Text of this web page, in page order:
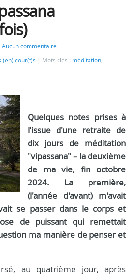
Aucun commentaire
(en) cour(t)s Mots clés : méditation,
Quelques notes prises à
l'issue d'une retraite de
dix jours de méditation
"vipassana" – la deuxième
de ma vie, fin octobre
2024. La première,
(l'année d'avant) m'avait
se passer dans le corps et
de puissant qui remettait
ma manière de penser et
au quatrième jour, après